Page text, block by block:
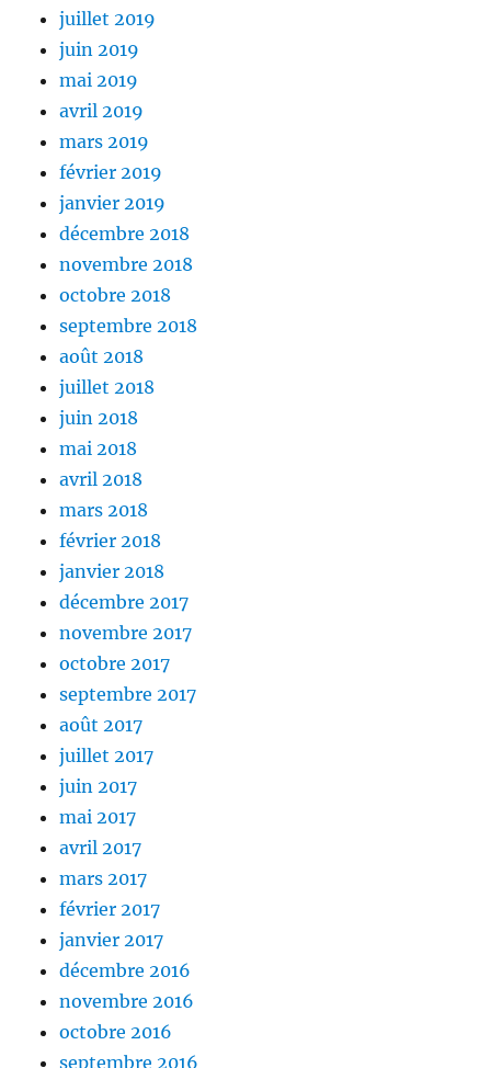
juillet 2019
juin 2019
mai 2019
avril 2019
mars 2019
février 2019
janvier 2019
décembre 2018
novembre 2018
octobre 2018
septembre 2018
août 2018
juillet 2018
juin 2018
mai 2018
avril 2018
mars 2018
février 2018
janvier 2018
décembre 2017
novembre 2017
octobre 2017
septembre 2017
août 2017
juillet 2017
juin 2017
mai 2017
avril 2017
mars 2017
février 2017
janvier 2017
décembre 2016
novembre 2016
octobre 2016
septembre 2016